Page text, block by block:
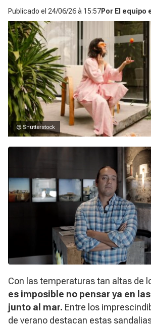
Publicado el 24/06/26 à 15:57Por El equipo
© Shutterstock
Con las temperaturas tan altas de
es imposible no pensar ya en
junto al mar. Entre los
de verano destacan estas